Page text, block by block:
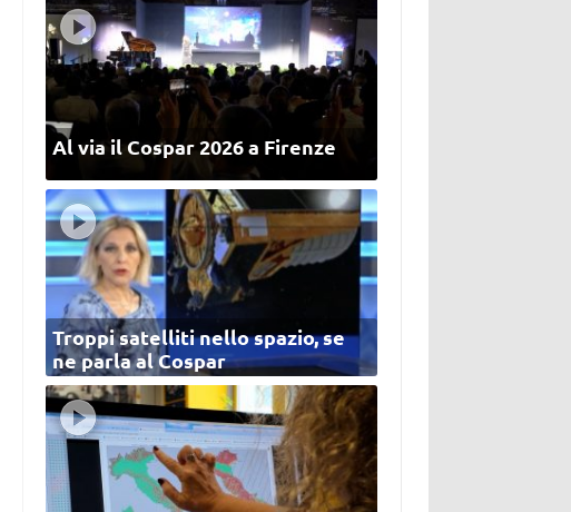
Al via il Cospar 2026 a Firenze
Troppi satelliti nello spazio, se
ne parla al Cospar